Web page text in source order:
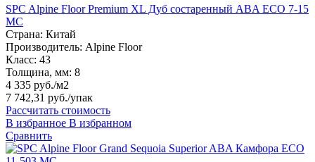
SPC Alpine Floor Premium XL Дуб состаренный ABA ECO 7-15
MC
Страна: Китай
Производитель: Alpine Floor
Класс: 43
Толщина, мм: 8
4 335 руб./м2
7 742,31 руб./упак
Рассчитать стоимость
В избранное В избранном
Сравнить